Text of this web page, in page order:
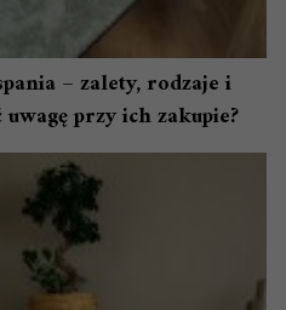
– zalety, rodzaje i
przy ich zakupie?